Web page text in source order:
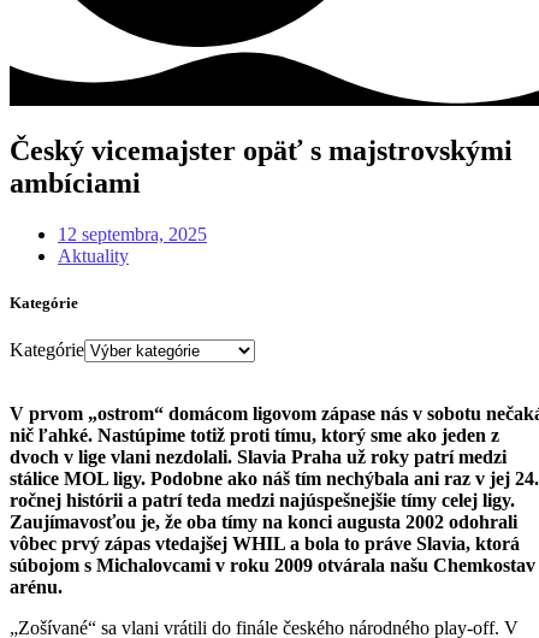
Český vicemajster opäť s majstrovskými
ambíciami
12 septembra, 2025
Aktuality
Kategórie
Kategórie
V prvom „ostrom“ domácom ligovom zápase nás v sobotu
nič ľahké. Nastúpime totiž proti tímu, ktorý sme ako jeden z
dvoch v lige vlani nezdolali. Slavia Praha už roky patrí medzi
stálice MOL ligy. Podobne ako náš tím nechýbala ani raz v jej 24.
ročnej histórii a patrí teda medzi najúspešnejšie tímy celej ligy.
Zaujímavosťou je, že oba tímy na konci augusta 2002 odohrali
vôbec prvý zápas vtedajšej WHIL a bola to práve Slavia, ktorá
súbojom s Michalovcami v roku 2009 otvárala našu Chemkostav
arénu.
„Zošívané“ sa vlani vrátili do finále českého národného play-off. V